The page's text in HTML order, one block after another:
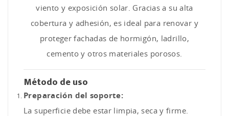
viento y exposición solar. Gracias a su alta
cobertura y adhesión, es ideal para renovar y
proteger fachadas de hormigón, ladrillo,
cemento y otros materiales porosos.
Método de uso
Preparación del soporte:
La superficie debe estar limpia, seca y firme.